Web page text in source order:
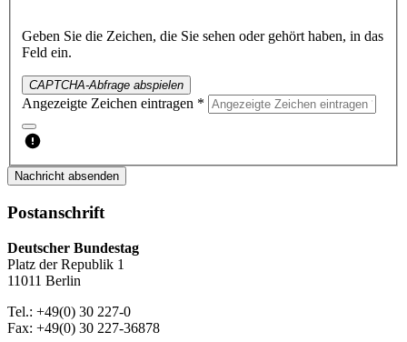
Geben Sie die Zeichen, die Sie sehen oder gehört haben, in das
Feld ein.
CAPTCHA-Abfrage abspielen
Angezeigte Zeichen eintragen *
Nachricht absenden
Postanschrift
Deutscher Bundestag
Platz der Republik 1
11011 Berlin
Tel.: +49(0) 30 227-0
Fax: +49(0) 30 227-36878